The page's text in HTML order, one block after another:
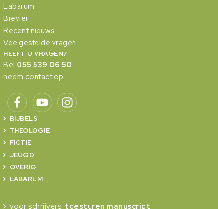
Labarum
Brevier
Recent nieuws
Veelgestelde vragen
HEEFT U VRAGEN?
Bel 055 539 06 50
neem contact op
BIJBELS
THEOLOGIE
FICTIE
JEUGD
OVERIG
LABARUM
voor schrijvers: toesturen manuscript